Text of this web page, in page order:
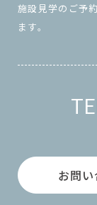
施設見学のご予
ます。
お問